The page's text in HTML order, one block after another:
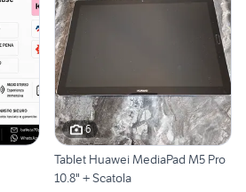
6
Tablet Huawei MediaPad M5 Pro
10.8" + Scatola